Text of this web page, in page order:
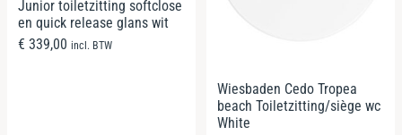
Junior toiletzitting softclose
en quick release glans wit
€ 339,00 incl. BTW
Wiesbaden Cedo Tropea
beach Toiletzitting/siège wc
White